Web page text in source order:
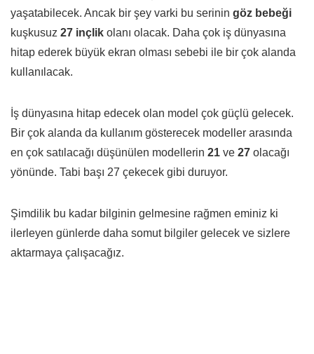
yaşatabilecek. Ancak bir şey varki bu serinin göz bebeği
kuşkusuz 27 inçlik olanı olacak. Daha çok iş dünyasına
hitap ederek büyük ekran olması sebebi ile bir çok alanda
kullanılacak.
İş dünyasına hitap edecek olan model çok güçlü gelecek.
Bir çok alanda da kullanım gösterecek modeller arasında
en çok satılacağı düşünülen modellerin 21 ve 27 olacağı
yönünde. Tabi başı 27 çekecek gibi duruyor.
Şimdilik bu kadar bilginin gelmesine rağmen eminiz ki
ilerleyen günlerde daha somut bilgiler gelecek ve sizlere
aktarmaya çalışacağız.